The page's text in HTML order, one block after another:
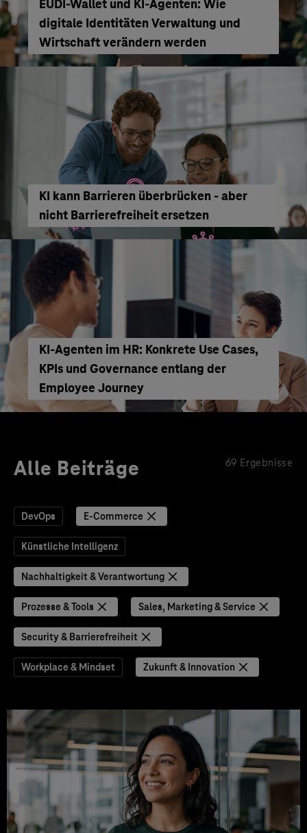
EUDI-Wallet und KI-Agenten: Wie
digitale Identitäten Verwaltung und
Wirtschaft verändern werden
KI kann Barrieren überbrücken - aber
nicht Barrierefreiheit ersetzen
KI‑Agenten im HR: Konkrete Use Cases,
KPIs und Governance entlang der
Employee Journey
Alle Beiträge 69 Ergebnisse
DevOps E-Commerce
Künstliche Intelligenz
Nachhaltigkeit & Verantwortung
Prozesse & Tools Sales, Marketing & Service
Security & Barrierefreiheit
Workplace & Mindset Zukunft & Innovation